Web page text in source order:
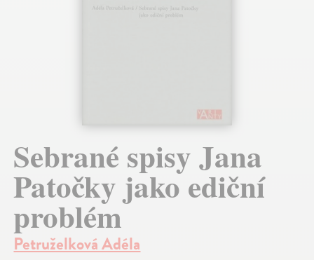
Sebrané spisy Jana
Patočky jako ediční
problém
Petruželková Adéla